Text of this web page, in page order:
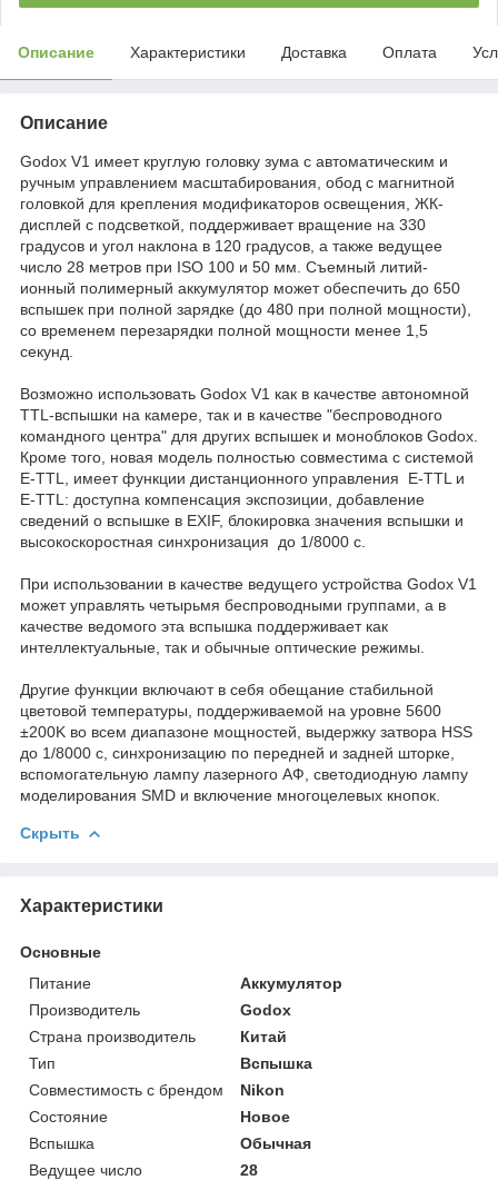
Описание Характеристики Доставка Оплата
Описание
Godox V1 имеет круглую головку зума с автоматическим и
ручным управлением масштабирования, обод с магнитной
головкой для крепления модификаторов освещения, ЖК-
дисплей с подсветкой, поддерживает вращение на 330
градусов и угол наклона в 120 градусов, а также ведущее
число 28 метров при ISO 100 и 50 мм. Съемный литий-
ионный полимерный аккумулятор может обеспечить до 650
вспышек при полной зарядке (до 480 при полной мощности),
со временем перезарядки полной мощности менее 1,5
секунд.
Возможно использовать Godox V1 как в качестве автономной
TTL-вспышки на камере, так и в качестве "беспроводного
командного центра" для других вспышек и моноблоков Godox.
Кроме того, новая модель полностью совместима с системой
E-TTL, имеет функции дистанционного управления E-TTL и
E-TTL: доступна компенсация экспозиции, добавление
сведений о вспышке в EXIF, блокировка значения вспышки и
высокоскоростная синхронизация до 1/8000 с.
При использовании в качестве ведущего устройства Godox V1
может управлять четырьмя беспроводными группами, а в
качестве ведомого эта вспышка поддерживает как
интеллектуальные, так и обычные оптические режимы.
Другие функции включают в себя обещание стабильной
цветовой температуры, поддерживаемой на уровне 5600
±200K во всем диапазоне мощностей, выдержку затвора HSS
до 1/8000 с, синхронизацию по передней и задней шторке,
вспомогательную лампу лазерного АФ, светодиодную лампу
моделирования SMD и включение многоцелевых кнопок.
Скрыть
Характеристики
Основные
Питание
Аккумулятор
Производитель
Godox
Страна производитель
Китай
Тип
Вспышка
Совместимость с брендом
Nikon
Состояние
Новое
Вспышка
Обычная
Ведущее число
28